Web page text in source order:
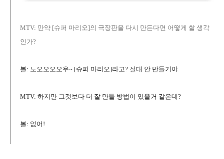
MTV: 만약 [슈퍼 마리오]의 극장판을 다시 만든다면 어떻게 할 생각
인가?
볼: 노오오오오우~ [슈퍼 마리오]라고? 절대 안 만들거야.
MTV: 하지만 그것보다 더 잘 만들 방법이 있을거 같은데?
볼: 없어!